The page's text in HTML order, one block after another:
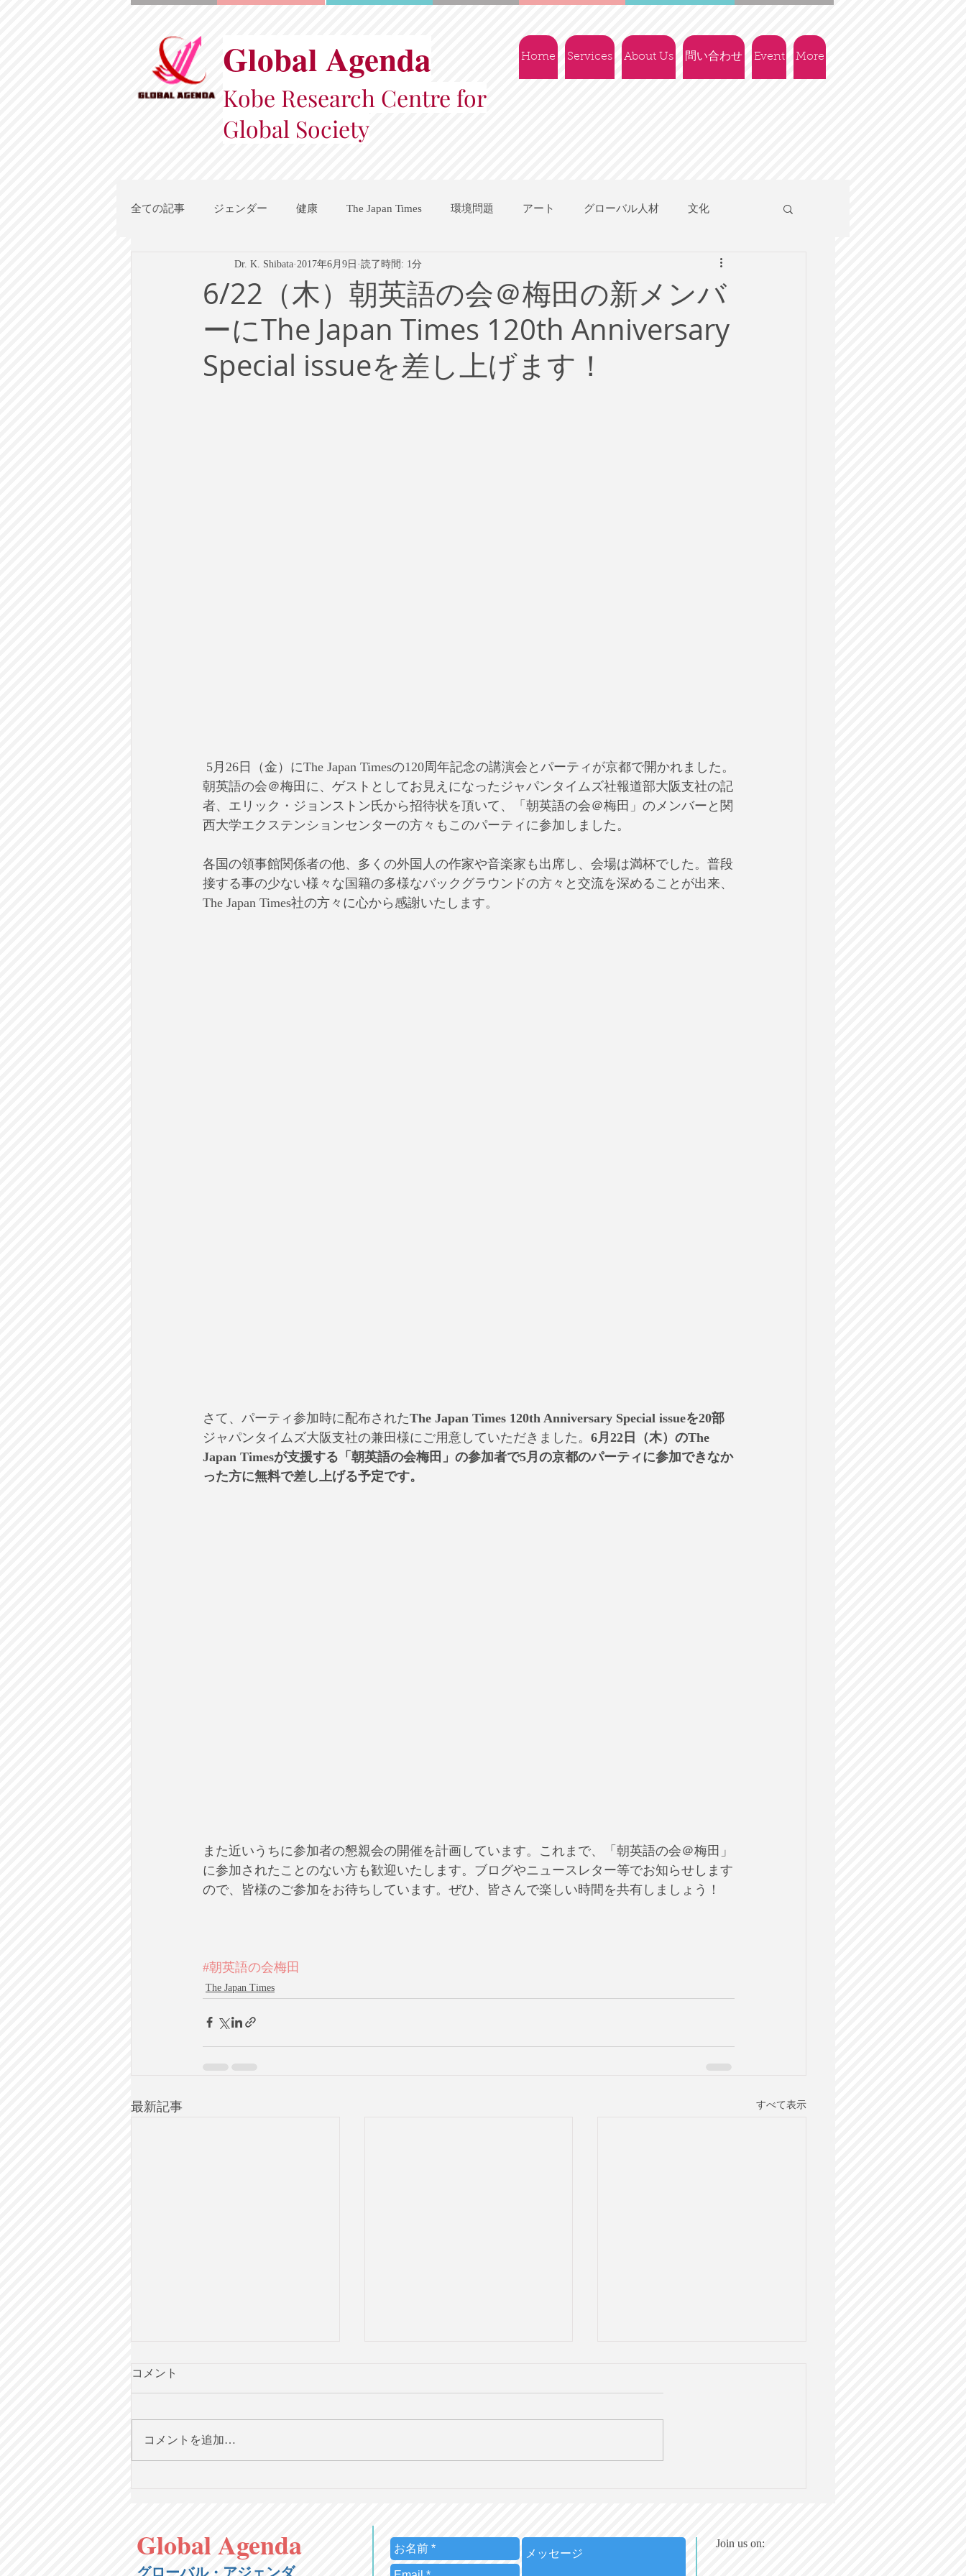
Global Agenda
Kobe Research Centre for
Global Society
Home Services About Us 問い合わせ Event More
全ての記事 ジェンダー 健康 The Japan Times 環境問題 アート グローバル人材 文化
地域都市政策 国際機関 地域振興 社会政策
テクノロジー 政治 ビジネス リスク ブランド 新型コロナウイルス
英語で学ぶ大人の社会科 Global News ソーシャル・メディア
6/22（木）朝英語の会＠梅田の新メンバ
ーにThe Japan Times 120th Anniversary
Special issueを差し上げます！
Dr. K. Shibata 2017年6月9日 読了時間: 1分
朝英語の会＠梅田に、ゲストとしてお見えになったジャパンタイムズ社報道部大阪支社の記
者、エリック・ジョンストン氏から招待状を頂いて、「朝英語の会＠梅田」のメンバーと関
西大学エクステンションセンターの方々もこのパーティに参加しました。
各国の領事館関係者の他、多くの外国人の作家や音楽家も出席し、会場は満杯でした。普段
接する事の少ない様々な国籍の多様なバックグラウンドの方々と交流を深めることが出来、
The Japan Times社の方々に心から感謝いたします。
さて、パーティ参加時に配布されたThe Japan Times 120th Anniversary Special issueを20部
ジャパンタイムズ大阪支社の兼田様にご用意していただきました。 6月22日（木）のThe
Japan Timesが支援する「朝英語の会梅田」の参加者で5月の京都のパーティに参加できなか
った方に無料で差し上げる予定です。
また近いうちに参加者の懇親会の開催を計画しています。これまで、「朝英語の会＠梅田」
に参加されたことのない方も歓迎いたします。ブログやニュースレター等でお知らせします
ので、皆様のご参加をお待ちしています。ぜひ、皆さんで楽しい時間を共有しましょう！
#朝英語の会梅田
The Japan Times
最新記事 すべて表示
解説と設問集をマガジンとし
て販売！
説と設問集を販売！
説と設問集を販売！
コメント
コメントを追加…
Global Agenda
グローバル・アジェンダ
Join us on: